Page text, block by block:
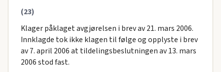
(23)
Klager påklaget avgjørelsen i brev av 21. mars 2006.
Innklagde tok ikke klagen til følge og opplyste i brev
av 7. april 2006 at tildelingsbeslutningen av 13. mars
2006 stod fast.